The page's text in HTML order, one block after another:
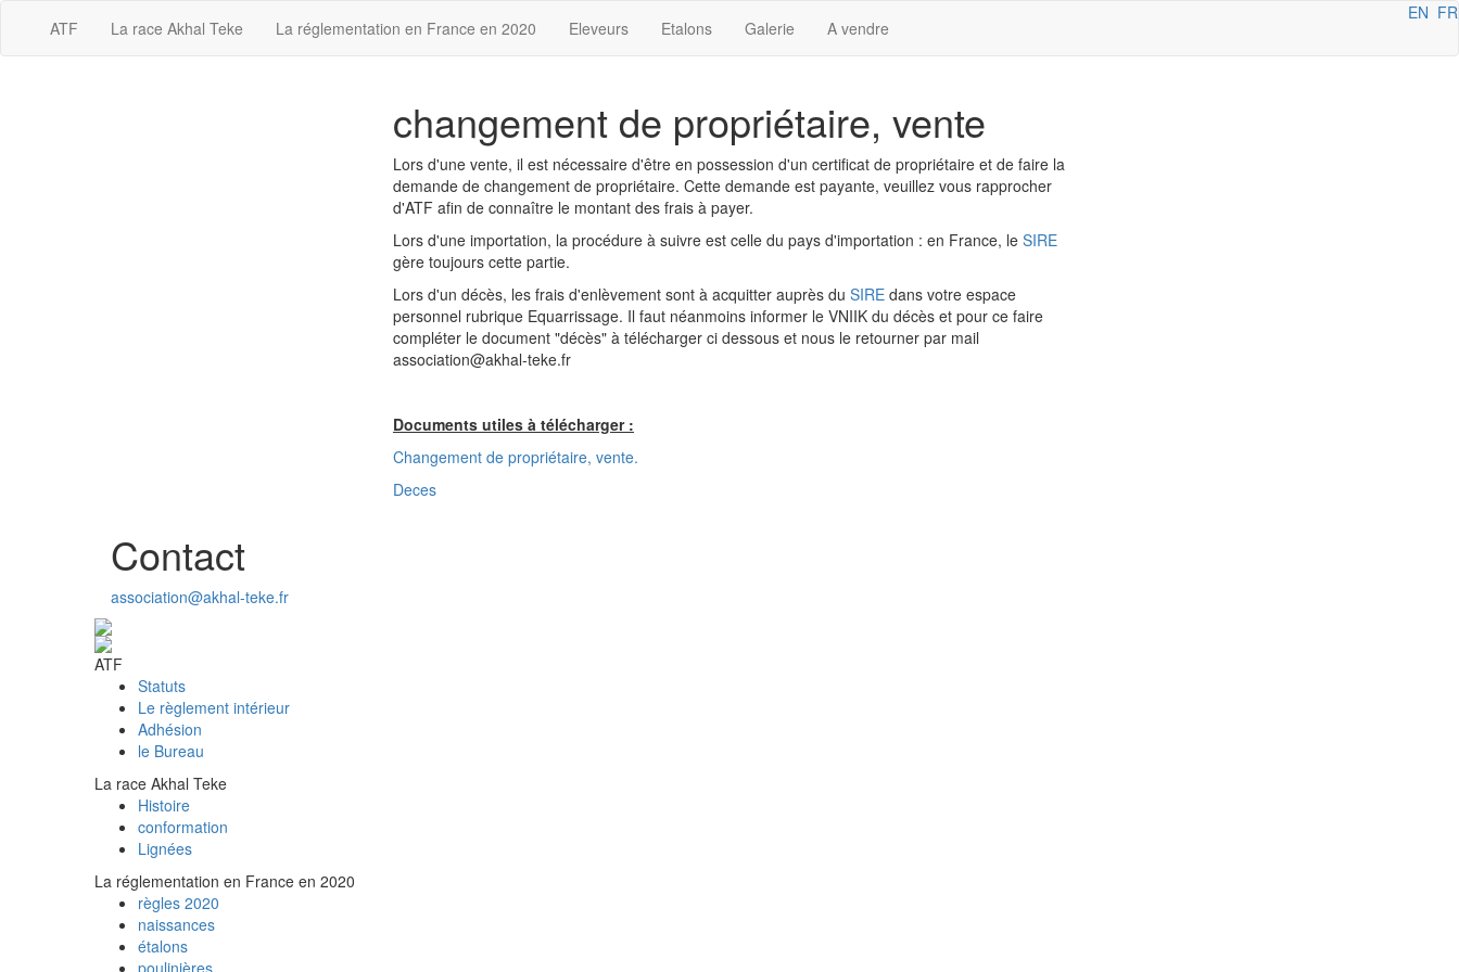
ATF La race Akhal Teke La réglementation en France en 2020 Eleveurs Etalons Galerie A vendre
EN FR
changement de propriétaire, vente
Lors d'une vente, il est nécessaire d'être en possession d'un certificat de propriétaire et de faire la
demande de changement de propriétaire. Cette demande est payante, veuillez vous rapprocher
d'ATF afin de connaître le montant des frais à payer.
Lors d'une importation, la procédure à suivre est celle du pays d'importation : en France, le SIRE
gère toujours cette partie.
Lors d'un décès, les frais d'enlèvement sont à acquitter auprès du SIREdans votre espace
personnel rubrique Equarrissage. Il faut néanmoins informer le VNIIK du décès et pour ce faire
compléter le document "décès" à télécharger ci dessous et nous le retourner par mail
association@akhal-teke.fr
Documents utiles à télécharger :
Changement de propriétaire, vente.
Deces
Contact
association@akhal-teke.fr
ATF
Statuts
Le règlement intérieur
Adhésion
le Bureau
La race Akhal Teke
Histoire
conformation
Lignées
La réglementation en France en 2020
règles 2020
naissances
étalons
poulinières